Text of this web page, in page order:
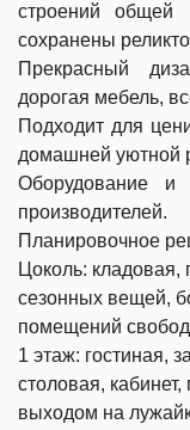
строений общей
сохранены
Прекрасный
дорогая мебель,
Подходит для
домашней уютной
Оборудование и
производителей.
Планировочное
Цоколь: кладовая,
сезонных вещей,
помещений
1 этаж: гостиная,
столовая,
выходом на